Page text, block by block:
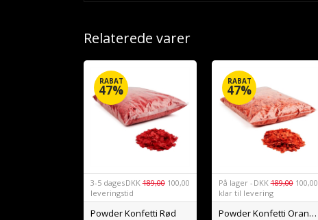
Relaterede varer
RABAT
47%
DKK 189,00 100,00
3-5 dages
leveringstid
Powder Konfetti Rød
RABAT
47%
DKK 189,00 100,00
På lager -
klar til levering
Powder Konfetti Orange